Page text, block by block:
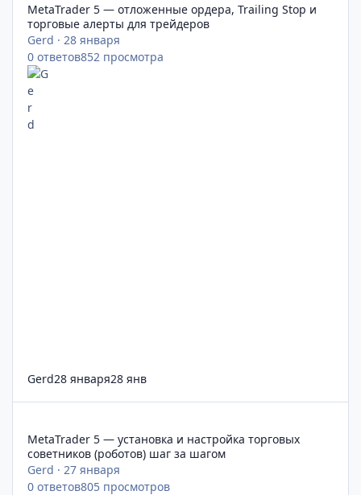
MetaTrader 5 — отложенные ордера, Trailing Stop и
торговые алерты для трейдеров
Gerd · 28 января
0 ответов852 просмотра
Gerd28 января28 янв
MetaTrader 5 — установка и настройка торговых
советников (роботов) шаг за шагом
Gerd · 27 января
0 ответов805 просмотров